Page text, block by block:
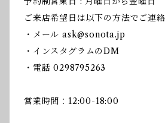
ご来店希望日は以下の方法でご連
・メール ask@sonota.jp
・インスタグラムのDM
・電話 0298795263
営業時間：12:00-18:00